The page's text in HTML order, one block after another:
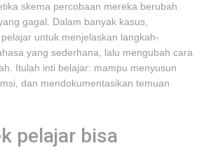
skema percobaan mereka berubah
gagal. Dalam banyak kasus,
untuk menjelaskan langkah-
yang sederhana, lalu mengubah cara
Itulah inti belajar: mampu menyusun
dan mendokumentasikan temuan
pelajar bisa